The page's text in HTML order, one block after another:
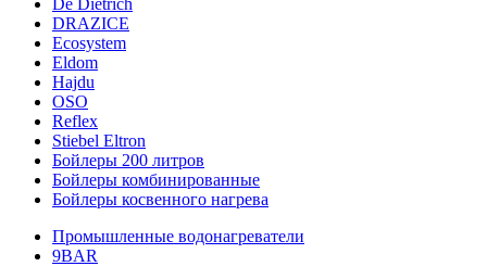
De Dietrich
DRAZICE
Ecosystem
Eldom
Hajdu
OSO
Reflex
Stiebel Eltron
Бойлеры 200 литров
Бойлеры комбинированные
Бойлеры косвенного нагрева
Промышленные водонагреватели
9BAR